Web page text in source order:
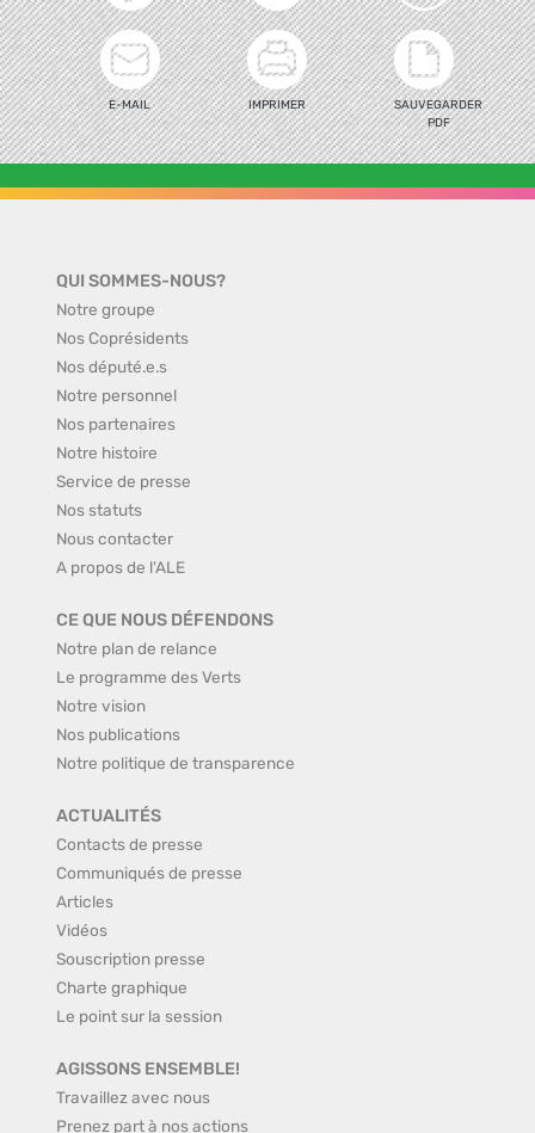
E-MAIL IMPRIMER
SAUVEGARDER
PDF
QUI SOMMES-NOUS?
Notre groupe
Nos Coprésidents
Nos député.e.s
Notre personnel
Nos partenaires
Notre histoire
Service de presse
Nos statuts
Nous contacter
A propos de l'ALE
CE QUE NOUS DÉFENDONS
Notre plan de relance
Le programme des Verts
Notre vision
Nos publications
Notre politique de transparence
ACTUALITÉS
Contacts de presse
Communiqués de presse
Articles
Vidéos
Souscription presse
Charte graphique
Le point sur la session
AGISSONS ENSEMBLE!
Travaillez avec nous
Prenez part à nos actions